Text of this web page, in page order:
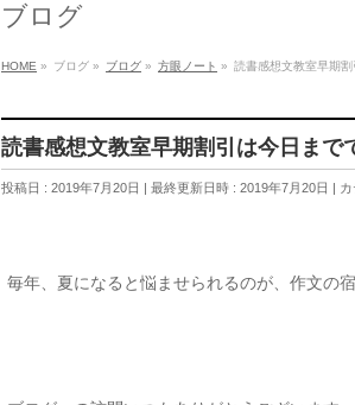
ブログ
HOME » ブログ » ブログ » 方眼ノート » 読書感想文教室早期割
読書感想文教室早期割引は今日まで
投稿日 : 2019年7月20日 最終更新日時 : 2019年7月20日
毎年、夏になると悩ませられるのが、作文の